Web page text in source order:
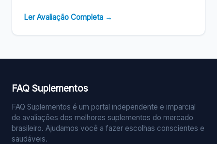
Ler Avaliação Completa →
FAQ Suplementos
FAQ Suplementos é um portal independente e imparcial
de avaliações dos melhores suplementos do mercado
brasileiro. Ajudamos você a fazer escolhas conscientes e
saudáveis.